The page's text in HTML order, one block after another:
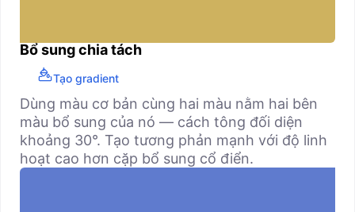
Bổ sung chia tách
Tạo gradient
Dùng màu cơ bản cùng hai màu nằm hai bên
màu bổ sung của nó — cách tông đối diện
khoảng 30°. Tạo tương phản mạnh với độ linh
hoạt cao hơn cặp bổ sung cổ điển.